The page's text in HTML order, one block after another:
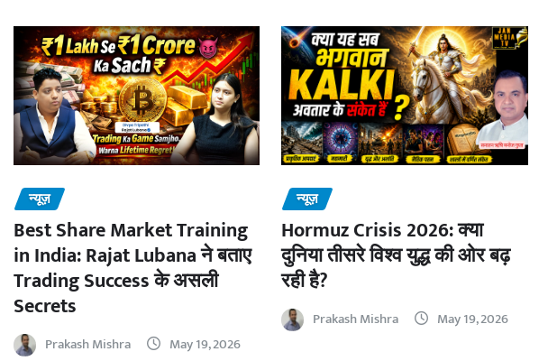
न्यूज़
Best Share Market Training
in India: Rajat Lubana ने बताए
Trading Success के असली
Secrets
Prakash Mishra May 19, 2026
न्यूज़
Hormuz Crisis 2026: क्या
दुनिया तीसरे विश्व युद्ध की ओर बढ़
रही है?
Prakash Mishra May 19, 2026